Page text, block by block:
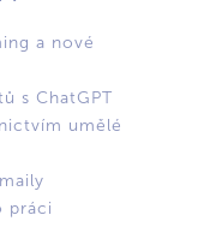
a nové
s ChatGPT
umělé
práci